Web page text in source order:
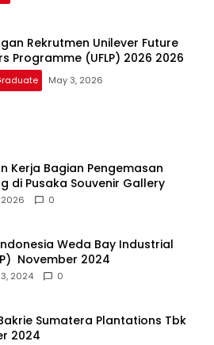
Rekrutmen Unilever Future
Programme (UFLP) 2026 2026
May 3, 2026
Kerja Bagian Pengemasan
di Pusaka Souvenir Gallery
0
Weda Bay Industrial
November 2024
2024 0
Sumatera Plantations Tbk
2024